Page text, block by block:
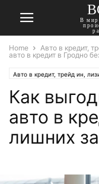
В
Home Авто в кредит,
авто в кредит в Гродно
Авто в кредит, трейд ин,
Как
авто в
лишних